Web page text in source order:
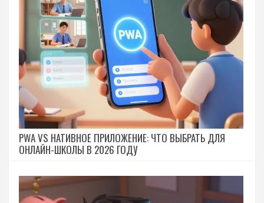
PWA VS НАТИВНОЕ ПРИЛОЖЕНИЕ: ЧТО ВЫБРАТЬ ДЛЯ
ОНЛАЙН-ШКОЛЫ В 2026 ГОДУ